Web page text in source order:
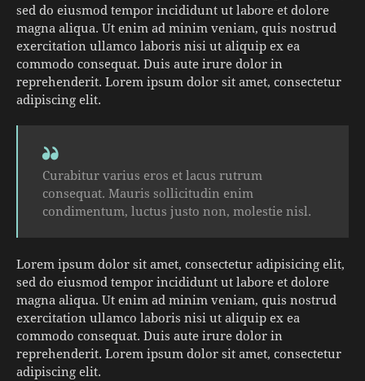
sed do eiusmod tempor incididunt ut labore et dolore
magna aliqua. Ut enim ad minim veniam, quis nostrud
exercitation ullamco laboris nisi ut aliquip ex ea
commodo consequat. Duis aute irure dolor in
reprehenderit. Lorem ipsum dolor sit amet, consectetur
adipiscing elit.
Curabitur varius eros et lacus rutrum
consequat. Mauris sollicitudin enim
condimentum, luctus justo non, molestie nisl.
Lorem ipsum dolor sit amet, consectetur adipisicing elit,
sed do eiusmod tempor incididunt ut labore et dolore
magna aliqua. Ut enim ad minim veniam, quis nostrud
exercitation ullamco laboris nisi ut aliquip ex ea
commodo consequat. Duis aute irure dolor in
reprehenderit. Lorem ipsum dolor sit amet, consectetur
adipiscing elit.